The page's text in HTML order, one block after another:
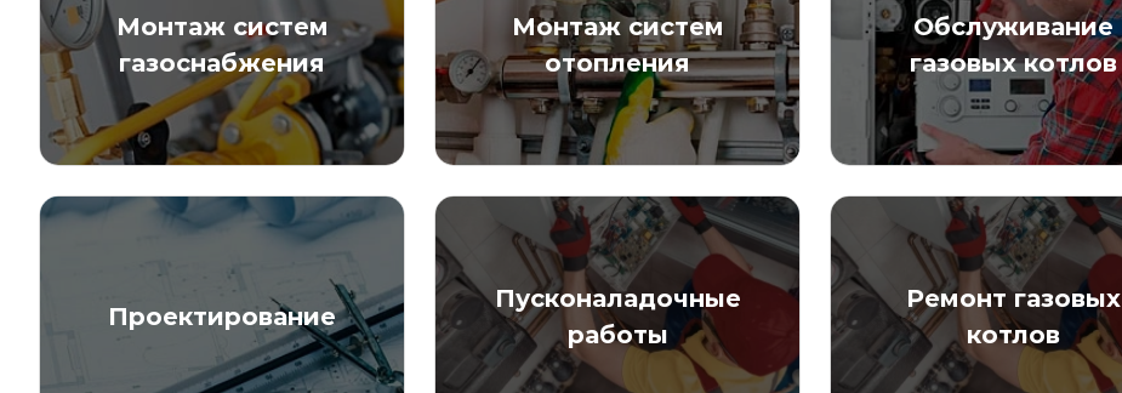
Монтаж систем
газоснабжения
Монтаж систем
отопления
Обслуживание
газовых котлов
Проектирование
Пусконаладочные
работы
Ремонт газовых
котлов